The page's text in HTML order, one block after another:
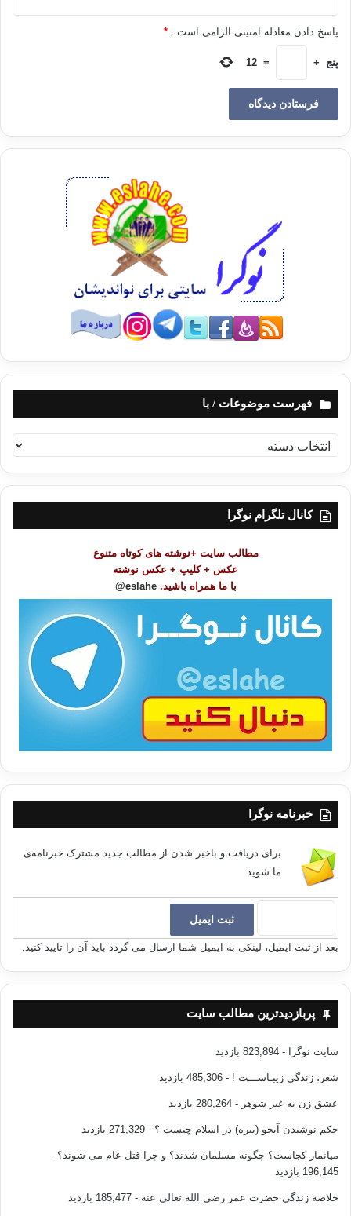
پاسخ دادن معادله امنیتی الزامی است . *
پنج +
=
12
فهرست موضوعات / با
ه
ر
کانال تلگرام نوگرا
مطالب سایت +نوشته های کوتاه متنوع
عکس + کلیپ + عکس نوشته
با ما همراه باشید. eslahe@
خبرنامه نوگرا
برای دریافت و باخبر شدن از مطالب جدید مشترک خبرنامه‌ی
ما شوید.
بعد از ثبت ایمیل، لینکی به ایمیل شما ارسال می گردد باید آن را تایید کنید.
پربازدیدترین مطالب سایت
سایت نوگرا - 823,894 بازدید
شعر، زندگی زیبـاســـت ! - 485,306 بازدید
عشق زن به غیر شوهر - 280,264 بازدید
حکم نوشیدن آبجو (بیره) در اسلام چیست ؟ - 271,329 بازدید
میانمار کجاست؟ چگونه مسلمان شدند؟ و چرا قتل عام می شوند؟ -
196,145 بازدید
خلاصه زندگی حضرت عمر رضی الله تعالی عنه - 185,477 بازدید